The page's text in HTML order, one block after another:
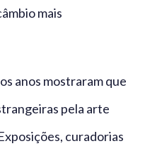
mais
anos mostraram que
pela arte
curadorias